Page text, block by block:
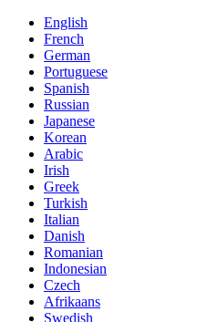
English
French
German
Portuguese
Spanish
Russian
Japanese
Korean
Arabic
Irish
Greek
Turkish
Italian
Danish
Romanian
Indonesian
Czech
Afrikaans
Swedish